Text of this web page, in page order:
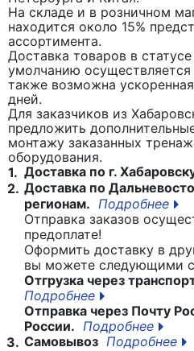
На складе и в розничном
находится около 15%
ассортимента.
Доставка товаров в статусе
умолчанию
также возможна
дней.
Для заказчиков из
предложить
монтажу заказанных
оборудования.
1. Доставка по г.
2. Доставка по
регионам. Подробнее
Отправка заказов
предоплате!
Оформить доставку в
вы можете следующими
Отгрузка через
Подробнее
Отправка через Почту
России. Подробнее
3. Самовывоз Подробнее